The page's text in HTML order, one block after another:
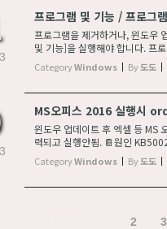
프로그램 및 기능 / 프로그
프로그램을 제거하거나, 윈도우
및 기능]을 실행해야 합니다. 프
래의 3가지 방법 중 하나를 실
및 기능 2. 마우스로 시작> 키보...
CategoryWindows By도도
MS오피스 2016 실행시
윈도우 업데이트 후 엑셀 등 MS
력되고 실행안됨. 📔원인
치되어야 하지만 윈도우 업데이
002498은 설치되지 않아서 발생
CategoryWindows By도도
2 3